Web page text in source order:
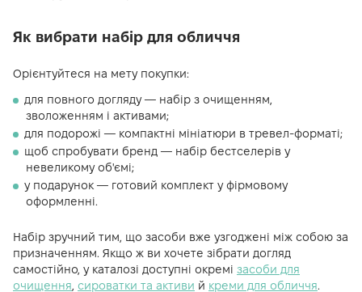
Як вибрати набір для обличчя
Орієнтуйтеся на мету покупки:
для повного догляду — набір з очищенням,
зволоженням і активами;
для подорожі — компактні мініатюри в тревел-форматі;
щоб спробувати бренд — набір бестселерів у
невеликому об'ємі;
у подарунок — готовий комплект у фірмовому
оформленні.
Набір зручний тим, що засоби вже узгоджені між собою за
призначенням. Якщо ж ви хочете зібрати догляд
самостійно, у каталозі доступні окремі засоби для
очищення, сироватки та активи й креми для обличчя.